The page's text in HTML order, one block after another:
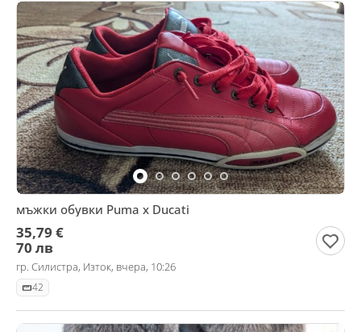
мъжки обувки Puma x Ducati
35,79 €
70 лв
гр. Силистра, Изток, вчера, 10:26
42